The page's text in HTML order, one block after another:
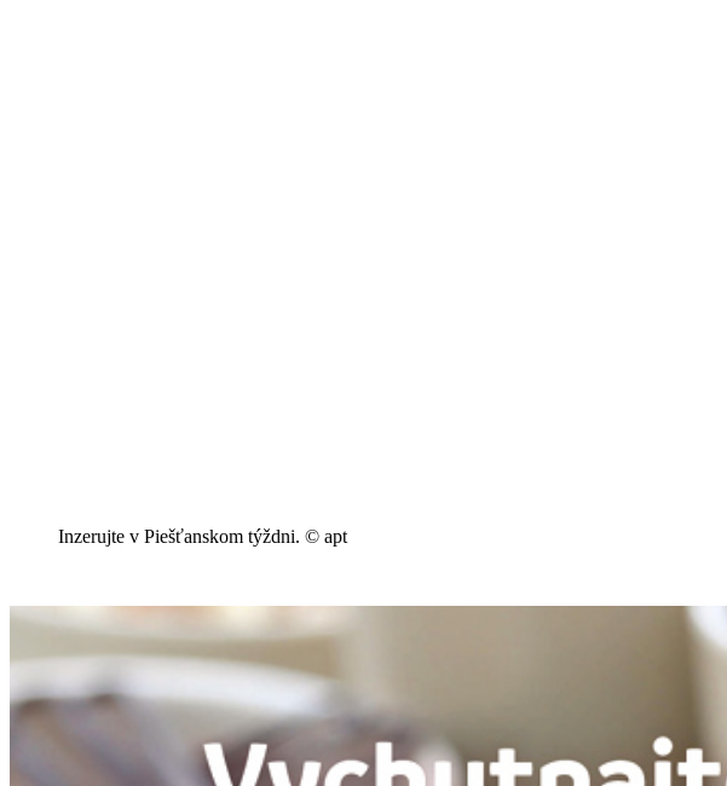
Inzerujte v Piešťanskom týždni. © apt